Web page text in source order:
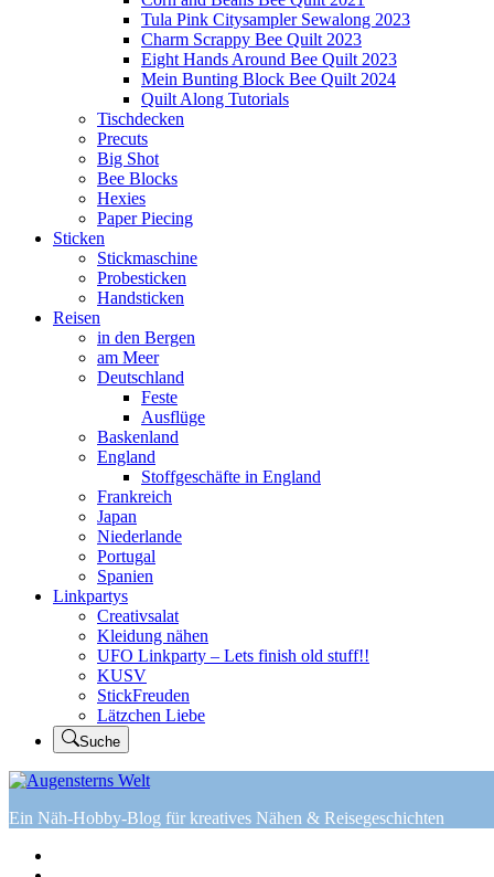
Tula Pink Citysampler Sewalong 2023
Charm Scrappy Bee Quilt 2023
Eight Hands Around Bee Quilt 2023
Mein Bunting Block Bee Quilt 2024
Quilt Along Tutorials
Tischdecken
Precuts
Big Shot
Bee Blocks
Hexies
Paper Piecing
Sticken
Stickmaschine
Probesticken
Handsticken
Reisen
in den Bergen
am Meer
Deutschland
Feste
Ausflüge
Baskenland
England
Stoffgeschäfte in England
Frankreich
Japan
Niederlande
Portugal
Spanien
Linkpartys
Creativsalat
Kleidung nähen
UFO Linkparty – Lets finish old stuff!!
KUSV
StickFreuden
Lätzchen Liebe
Suche
Ein Näh-Hobby-Blog für kreatives Nähen & Reisegeschichten